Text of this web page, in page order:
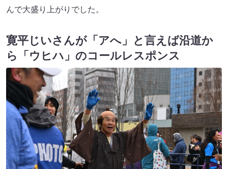
んで大盛り上がりでした。
寛平じいさんが「アへ」と言えば沿道か
ら「ウヒハ」のコールレスポンス